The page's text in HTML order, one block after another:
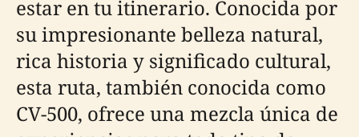
estar en tu itinerario. Conocida por
su impresionante belleza natural,
rica historia y significado cultural,
esta ruta, también conocida como
CV-500, ofrece una mezcla única de